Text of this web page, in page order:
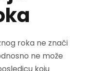
roka ne znači
ne može
koju